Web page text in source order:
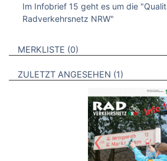
Im Infobrief 15 geht es um die
Radverkehrsnetz NRW"
VERWEISE AUF VERMERKTE- ODER
MERKLISTE 0 BROSCHÜREN
ZULETZT ANGESEHEN 1